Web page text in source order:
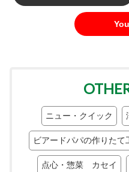
ニュー・クイック
ビアードパパの作りたて
点心・惣菜 カセイ